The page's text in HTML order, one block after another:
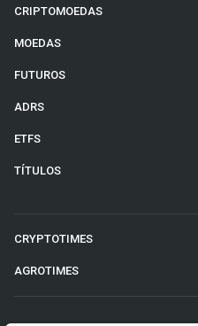
CRIPTOMOEDAS
MOEDAS
FUTUROS
ADRS
ETFS
TÍTULOS
CRYPTOTIMES
AGROTIMES